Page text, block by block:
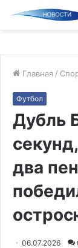
Главная /
Футбол
Дубль
два
06.07.2026